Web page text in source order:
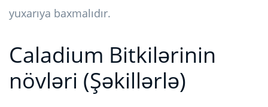
yuxarıya baxmalıdır.
Caladium Bitkilərinin
növləri (Şəkillərlə)